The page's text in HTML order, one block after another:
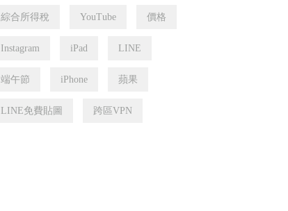
綜合所得稅 YouTube 價格
Instagram iPad LINE
端午節 iPhone 蘋果
LINE免費貼圖 跨區VPN